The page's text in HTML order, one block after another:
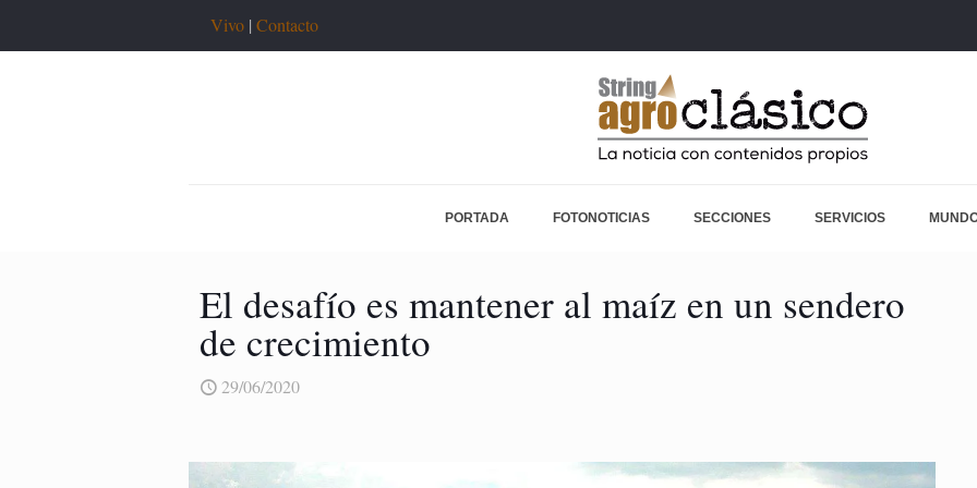
Vivo | Contacto
PORTADA FOTONOTICIAS SECCIONES SERVICIOS
El desafío es mantener al maíz en un sendero
de crecimiento
29/06/2020